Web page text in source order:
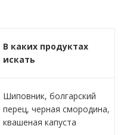
В каких продуктах
искать
Шиповник, болгарский
перец, черная смородина,
квашеная капуста